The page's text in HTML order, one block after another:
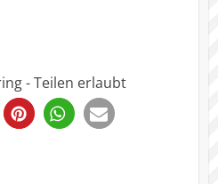
- Teilen erlaubt
0